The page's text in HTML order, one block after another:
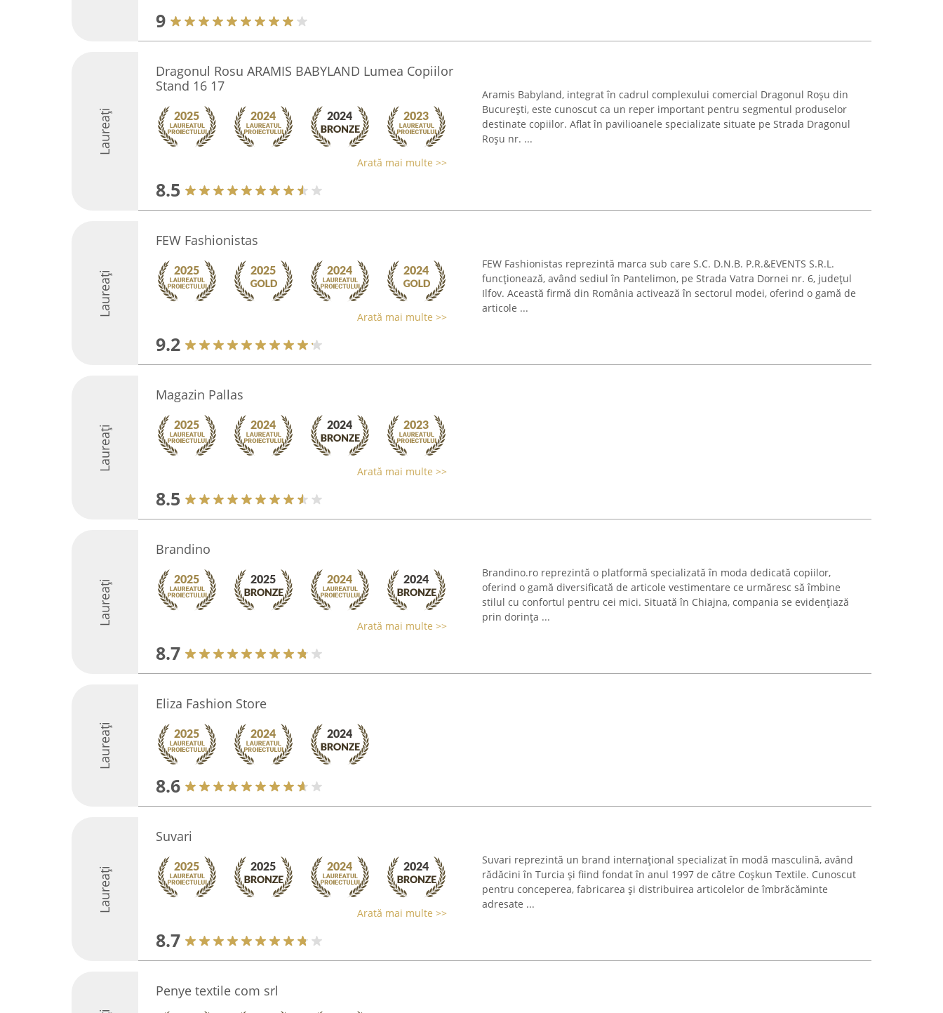
9
Laureați
Dragonul Rosu ARAMIS BABYLAND Lumea Copiilor
Stand 16 17
Arată mai multe >>
8.5
Aramis Babyland, integrat în cadrul complexului comercial Dragonul Roșu din
București, este cunoscut ca un reper important pentru segmentul produselor
destinate copiilor. Aflat în pavilioanele specializate situate pe Strada Dragonul
Roșu nr. ...
Laureați
FEW Fashionistas
Arată mai multe >>
9.2
FEW Fashionistas reprezintă marca sub care S.C. D.N.B. P.R.&EVENTS S.R.L.
funcționează, având sediul în Pantelimon, pe Strada Vatra Dornei nr. 6, județul
Ilfov. Această firmă din România activează în sectorul modei, oferind o gamă de
articole ...
Laureați
Magazin Pallas
Arată mai multe >>
8.5
Laureați
Brandino
Arată mai multe >>
8.7
Brandino.ro reprezintă o platformă specializată în moda dedicată copiilor,
oferind o gamă diversificată de articole vestimentare ce urmăresc să îmbine
stilul cu confortul pentru cei mici. Situată în Chiajna, compania se evidențiază
prin dorința ...
Laureați
Eliza Fashion Store
8.6
Laureați
Suvari
Arată mai multe >>
8.7
Suvari reprezintă un brand internațional specializat în modă masculină, având
rădăcini în Turcia și fiind fondat în anul 1997 de către Coşkun Textile. Cunoscut
pentru conceperea, fabricarea și distribuirea articolelor de îmbrăcăminte
adresate ...
Penye textile com srl